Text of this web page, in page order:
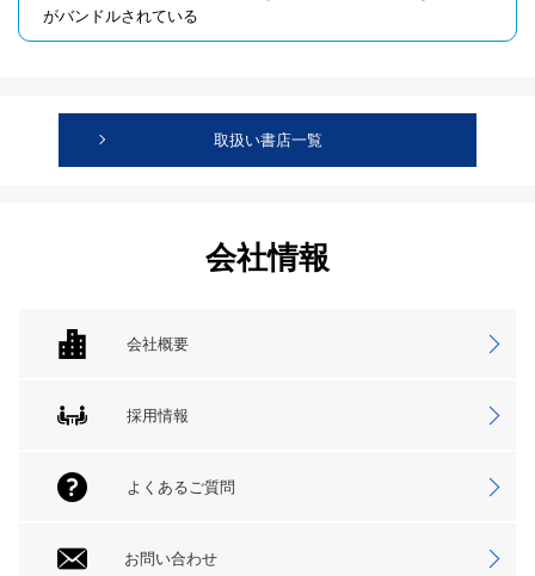
がバンドルされている
取扱い書店一覧
会社情報
会社概要
採用情報
よくあるご質問
お問い合わせ